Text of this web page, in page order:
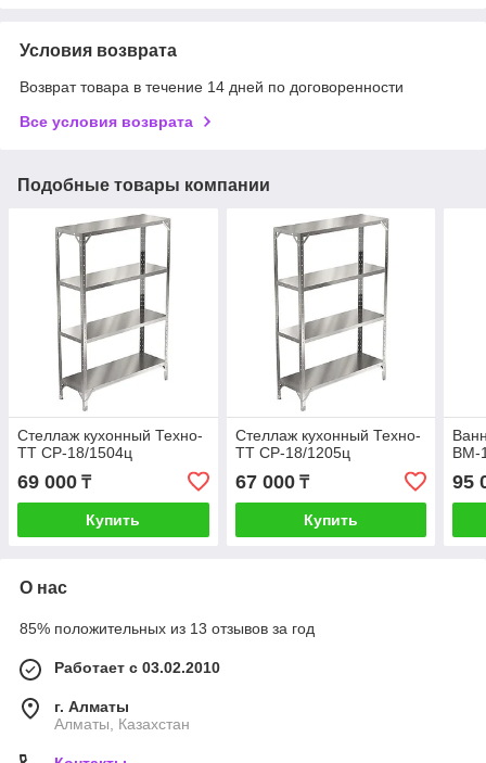
Условия возврата
Возврат товара в течение 14 дней по договоренности
Все условия возврата
Подобные товары компании
Стеллаж кухонный Техно-
ТТ СР-18/1504ц
69 000 ₸
Купить
Стеллаж кухонный Техно-
ТТ СР-18/1205ц
67 000₸
Купить
ВМ-
95
О нас
85% положительных из 13 отзывов за год
Работает с 03.02.2010
г. Алматы
Алматы, Казахстан